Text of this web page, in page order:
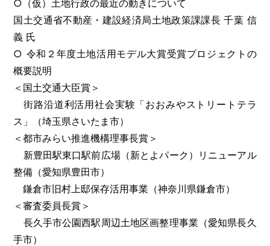
○（仮）土地行政の最近の動きについて
国土交通省不動産・建設経済局土地政策課課長 千葉 信
義 氏
○ 令和２年度土地活用モデル大賞受賞プロジェクトの
概要説明
＜国土交通大臣賞＞
街路沿道利活用社会実験「おおみやストリートテラ
ス」（埼玉県さいたま市）
＜都市みらい推進機構理事長賞＞
新豊田駅東口駅前広場（新とよパーク）リニューアル
整備（愛知県豊田市）
鎌倉市旧村上邸保存活用事業（神奈川県鎌倉市）
＜審査委員長賞＞
長久手市公園西駅周辺土地区画整理事業（愛知県長久
手市）